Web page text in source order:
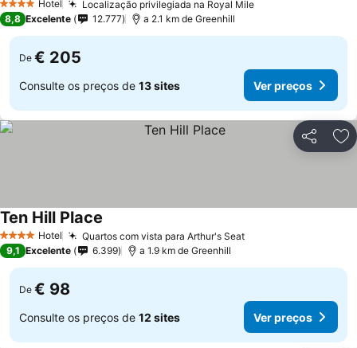
4 EstrelasHotel Localização privilegiada na Royal Mile
8,8 Excelente 12.777 a 2.1 km de Greenhill
De € 205
Consulte os preços de 13 sites Ver preços
Partilhar
4 EstrelasHotel Quartos com vista para Arthur's Seat
Ten Hill Place
9,1 Excelente 6.399 a 1.9 km de Greenhill
De € 98
Consulte os preços de 12 sites Ver preços